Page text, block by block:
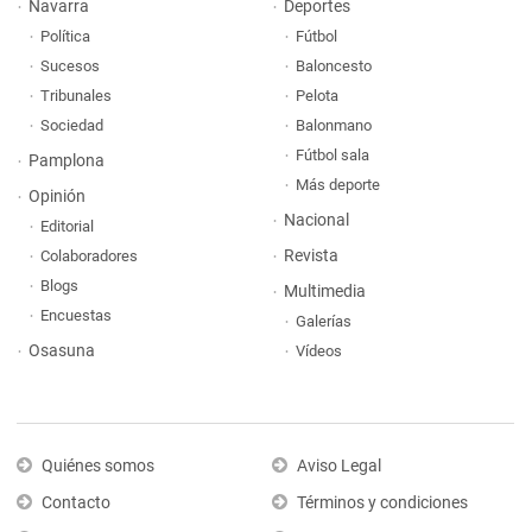
Navarra
Política
Sucesos
Tribunales
Sociedad
Pamplona
Opinión
Editorial
Colaboradores
Blogs
Encuestas
Osasuna
Deportes
Fútbol
Baloncesto
Pelota
Balonmano
Fútbol sala
Más deporte
Nacional
Revista
Multimedia
Galerías
Vídeos
Quiénes somos
Contacto
Aviso Legal
Términos y condiciones